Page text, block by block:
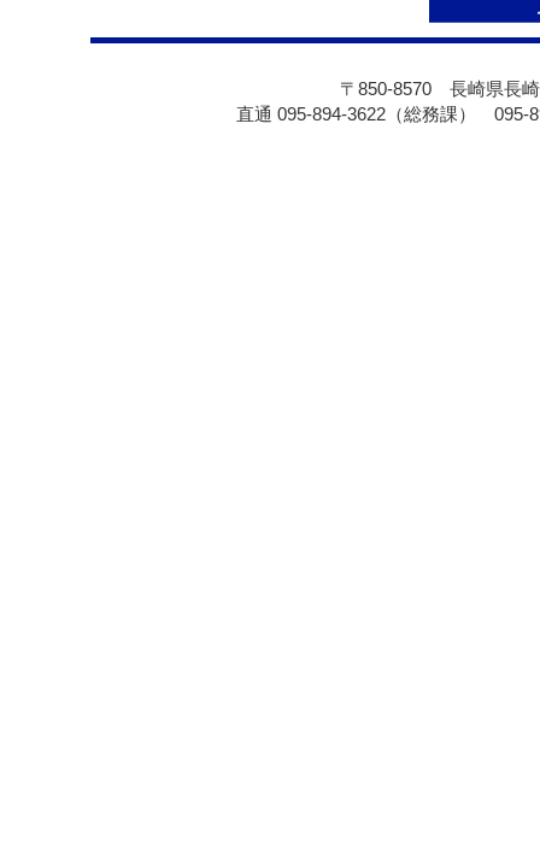
〒850-8570 長崎県長
直通 095-894-3622（総務課） 095-